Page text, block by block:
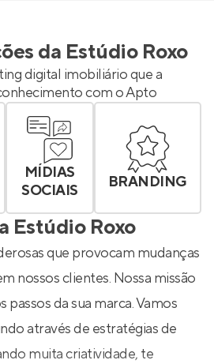
da Estúdio Roxo
digital imobiliário que a
com o Apto
MÍDIAS
SOCIAIS
BRANDING
Estúdio Roxo
que provocam mudanças
nossos clientes. Nossa missão
da sua marca. Vamos
através de estratégias de
muita criatividade, te